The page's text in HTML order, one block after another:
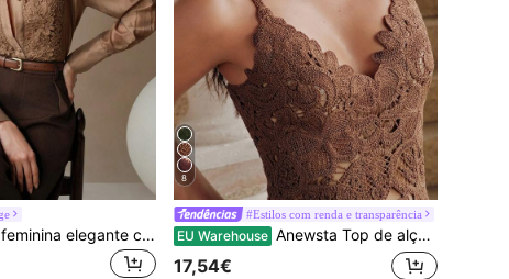
Anewsta Blusa feminina elegante com apliques de renda e contraste e gola transparente
8
#Estilos com renda e transparência
EU Warehouse Anewsta Top de alças curto de verão para mulher, em malha castanha, com renda floral vazada solúvel em água, estilo vintage americano sexy, semi-transparente e modelador, pode ser usado como camada interior ou sobreposto, top curto elegante
17,54€